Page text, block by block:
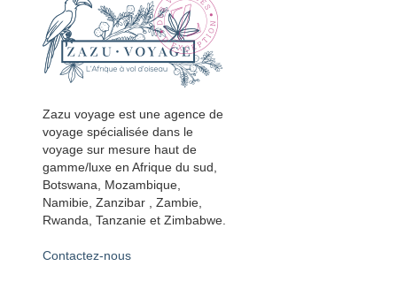
Zazu voyage est une agence de
voyage spécialisée dans le
voyage sur mesure haut de
gamme/luxe en Afrique du sud,
Botswana, Mozambique,
Namibie, Zanzibar , Zambie,
Rwanda, Tanzanie et Zimbabwe.
Contactez-nous